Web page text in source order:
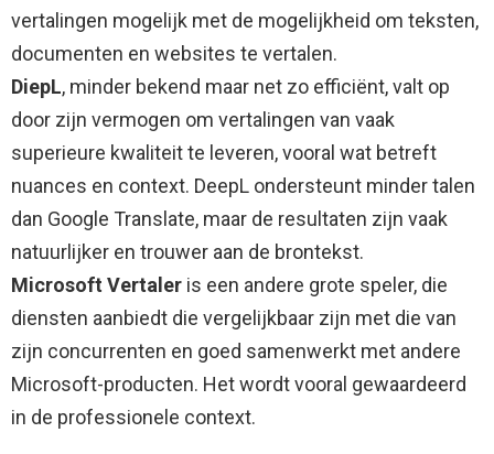
vertalingen mogelijk met de mogelijkheid om teksten,
documenten en websites te vertalen.
DiepL, minder bekend maar net zo efficiënt, valt op
door zijn vermogen om vertalingen van vaak
superieure kwaliteit te leveren, vooral wat betreft
nuances en context. DeepL ondersteunt minder talen
dan Google Translate, maar de resultaten zijn vaak
natuurlijker en trouwer aan de brontekst.
Microsoft Vertaler is een andere grote speler, die
diensten aanbiedt die vergelijkbaar zijn met die van
zijn concurrenten en goed samenwerkt met andere
Microsoft-producten. Het wordt vooral gewaardeerd
in de professionele context.